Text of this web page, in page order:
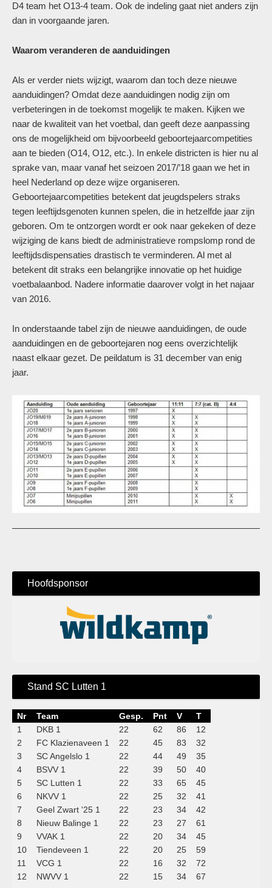
D4 team het O13-4 team. Ook de indeling gaat niet anders zijn
dan in voorgaande jaren.
Waarom veranderen de aanduidingen
Als er verder niets wijzigt, waarom dan toch deze nieuwe
aanduidingen? Omdat deze aanduidingen nodig zijn om
verbeteringen in de toekomst mogelijk te maken. Kijken we
naar de kwaliteit van het voetbal, dan geeft deze aanpassing
ons de mogelijkheid om bijvoorbeeld geboortejaarcompetities
aan te bieden (O14, O12, etc.). In enkele districten is hier nu al
sprake van, maar vanaf het seizoen 2017/’18 gaan we het in
heel Nederland op deze wijze organiseren.
Geboortejaarcompetities betekent dat jeugdspelers straks
tegen leeftijdsgenoten kunnen spelen, die in hetzelfde jaar zijn
geboren. Om te ontzorgen wordt er ook naar gekeken of deze
wijziging de kans biedt de administratieve rompslomp rond de
leeftijdsdispensaties drastisch te verminderen. Al met al
betekent dit straks een belangrijke innovatie op het huidige
voetbalaanbod. Nadere informatie daarover volgt in het najaar
van 2016.
In onderstaande tabel zijn de nieuwe aanduidingen, de oude
aanduidingen en de geboortejaren nog eens overzichtelijk
naast elkaar gezet. De peildatum is 31 december van enig
jaar.
Hoofdsponsor
Stand SC Lutten 1
Nr Team Gesp. Pnt V
T
1
DKB 1 22 62 86
12
2
FC Klazienaveen 1 22 45 83
32
3
SC Angelslo 1 22 44 49
35
4
BSVV 1 22 39 50
40
5
SC Lutten 1 22 33 65
45
6
NKVV 1 22 25 32
41
7
Geel Zwart '25 1 22 23 34
42
8
Nieuw Balinge 1 22 23 27
61
9
VVAK 1 22 20 34
45
10
Tiendeveen 1 22 20 25
59
11
VCG 1 22 16 32
72
12
NWVV 1 22 15 34 67